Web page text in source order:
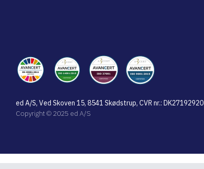
ed A/S, Ved Skoven 15, 8541 Skødstrup, CVR nr.: DK27192920
Copyright © 2025 ed A/S